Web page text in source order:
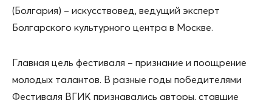
(Болгария) – искусствовед, ведущий эксперт
Болгарского культурного центра в Москве.
Главная цель фестиваля – признание и поощрение
молодых талантов. В разные годы победителями
Фестиваля ВГИК признавались авторы, ставшие